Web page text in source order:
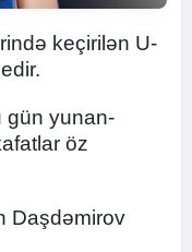
keçirilən U-
gün yunan-
öz
Daşdəmirov